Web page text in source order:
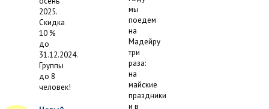
2025.
Скидка
10 %
до
31.12.2024.
Группы
до 8
человек!
мы
поедем
на
Мадейру
три
раза:
на
майские
праздники
и в